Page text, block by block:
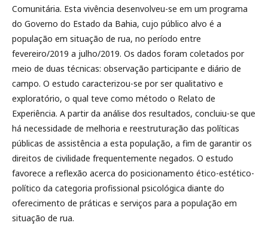
Comunitária. Esta vivência desenvolveu-se em um programa
do Governo do Estado da Bahia, cujo público alvo é a
população em situação de rua, no período entre
fevereiro/2019 a julho/2019. Os dados foram coletados por
meio de duas técnicas: observação participante e diário de
campo. O estudo caracterizou-se por ser qualitativo e
exploratório, o qual teve como método o Relato de
Experiência. A partir da análise dos resultados, concluiu-se que
há necessidade de melhoria e reestruturação das políticas
públicas de assistência a esta população, a fim de garantir os
direitos de civilidade frequentemente negados. O estudo
favorece a reflexão acerca do posicionamento ético-estético-
político da categoria profissional psicológica diante do
oferecimento de práticas e serviços para a população em
situação de rua.